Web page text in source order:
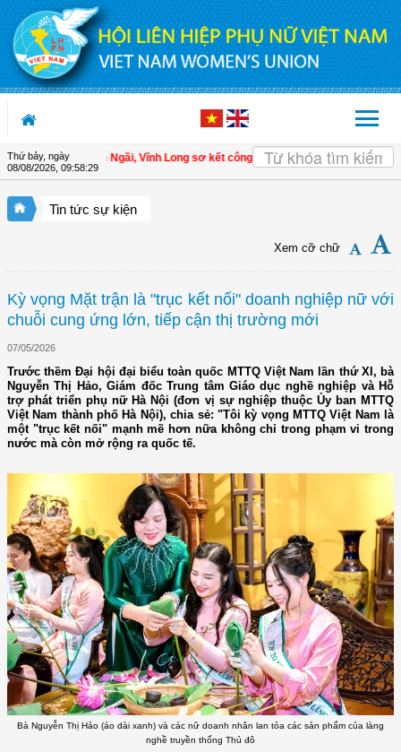
Truy cập nội dung luôn
Thứ bảy, ngày
08/08/2026, 09:58:31
xã Tam Ngãi, Vĩnh Long sơ kết công tác Hội và phong trào phụ nữ 6
Tin tức sự kiện
Xem cỡ chữ
Kỳ vọng Mặt trận là "trục kết nối" doanh nghiệp nữ với
chuỗi cung ứng lớn, tiếp cận thị trường mới
07/05/2026
Trước thềm Đại hội đại biểu toàn quốc MTTQ Việt Nam lần thứ XI, bà
Nguyễn Thị Hảo, Giám đốc Trung tâm Giáo dục nghề nghiệp và Hỗ
trợ phát triển phụ nữ Hà Nội (đơn vị sự nghiệp thuộc Ủy ban MTTQ
Việt Nam thành phố Hà Nội), chia sẻ: "Tôi kỳ vọng MTTQ Việt Nam là
một "trục kết nối" mạnh mẽ hơn nữa không chỉ trong phạm vi trong
nước mà còn mở rộng ra quốc tế.
Bà Nguyễn Thị Hảo (áo dài xanh) và các nữ doanh nhân lan tỏa các sản phẩm của làng
nghề truyền thống Thủ đô